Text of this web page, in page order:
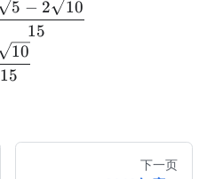
15
5 − 2 10
15
10
下一页